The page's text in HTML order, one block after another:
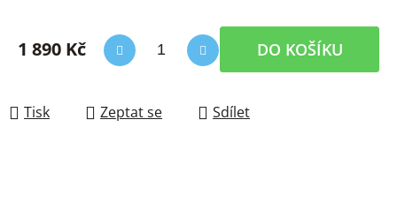
1 890 Kč DO KOŠÍKU
Tisk Zeptat se Sdílet